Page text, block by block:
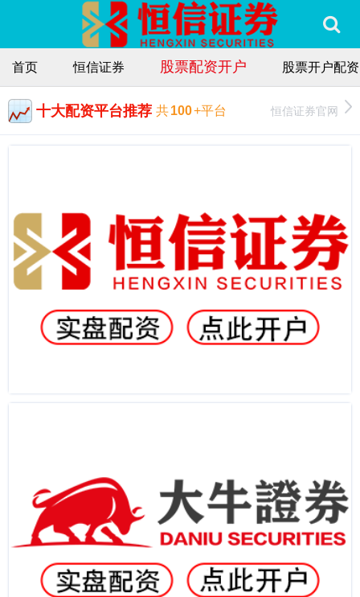
首页 恒信证券 股票配资开户 股票开户配资
十大配资平台推荐 共100+平台 恒信证券官网